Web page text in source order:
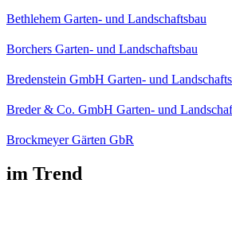
Bethlehem Garten- und Landschaftsbau
Borchers Garten- und Landschaftsbau
Bredenstein GmbH Garten- und
Breder & Co. GmbH Garten- und
Brockmeyer Gärten GbR
im Trend